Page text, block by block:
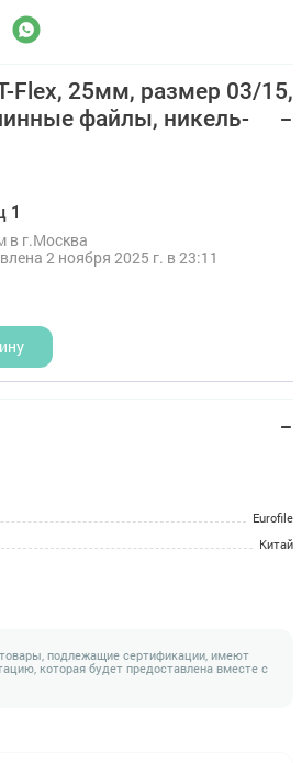
Flex, 25мм, размер 03/15,
файлы, никель-
1
в г.Москва
2 ноября 2025 г. в 23:11
Eurofile
Китай
подлежащие сертификации, имеют
которая будет предоставлена вместе с